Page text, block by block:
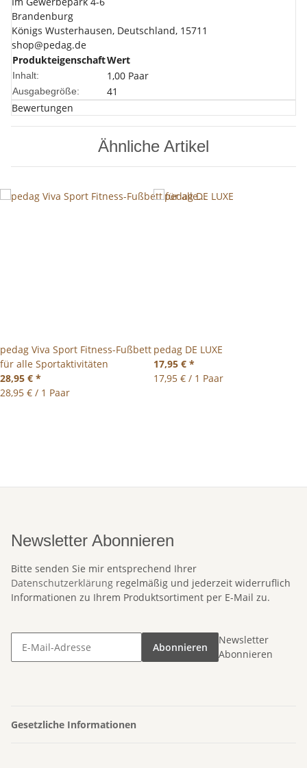
Brandenburg
Königs Wusterhausen, Deutschland, 15711
shop@pedag.de
ProdukteigenschaftWert
Inhalt: 1,00 Paar
Ausgabegröße:
41
Bewertungen
Ähnliche Artikel
pedag Viva Sport Fitness-Fußbett
für alle Sportaktivitäten
28,95 € *
28,95 € / 1 Paar
pedag DE LUXE
17,95 € *
17,95 € / 1 Paar
Newsletter Abonnieren
Bitte senden Sie mir entsprechend Ihrer
Datenschutzerklärung regelmäßig und jederzeit widerruflich
Informationen zu Ihrem Produktsortiment per E-Mail zu.
Abonnieren
Newsletter
Abonnieren
Gesetzliche Informationen